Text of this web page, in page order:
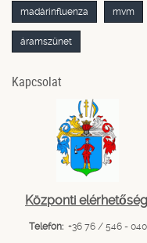
madárinfluenza mvm
áramszünet
Kapcsolat
Központi
Telefon: +36 76 / 546 - 040